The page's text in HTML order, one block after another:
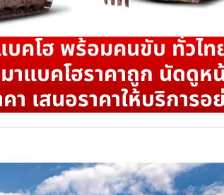
บคโฮ พร้อมคนขับ ทั่วไท
มาแบคโฮราคาถูก นัดดู
คา เสนอราคาให้บริการ